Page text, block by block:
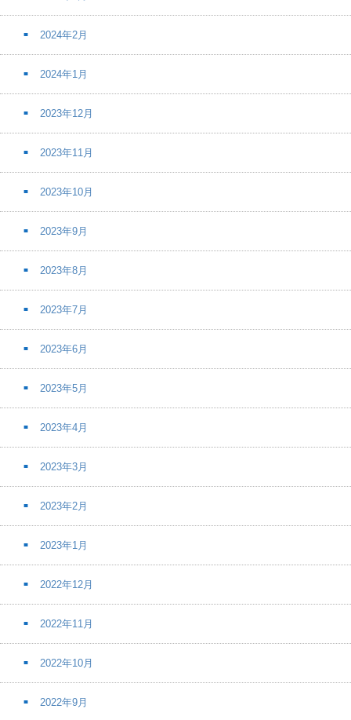
2024年2月
2024年1月
2023年12月
2023年11月
2023年10月
2023年9月
2023年8月
2023年7月
2023年6月
2023年5月
2023年4月
2023年3月
2023年2月
2023年1月
2022年12月
2022年11月
2022年10月
2022年9月